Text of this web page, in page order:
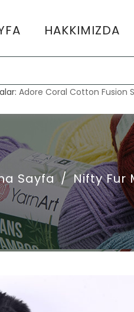
HAKKIMIZDA
Adore Coral Cotton Fusion
Sayfa / Nifty Fur